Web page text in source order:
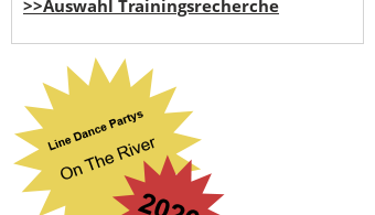
>>Auswahl Trainingsrecherche